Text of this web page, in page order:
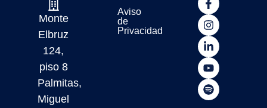
Monte
Elbruz
124,
piso 8
Palmitas,
Miguel
Aviso
de
Privacidad